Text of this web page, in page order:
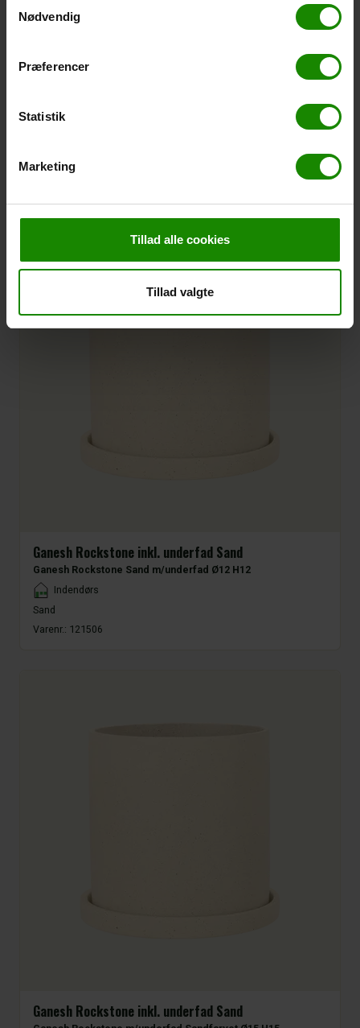
Nødvendig
Præferencer
Statistik
Marketing
Tillad alle cookies
Tillad valgte
Donga Mini High Sort Blank
Indendørs
Varenr.:120201
Ganesh Rockstone inkl. underfad Sand
Ganesh Rockstone Sand m/underfad Ø12 H12
Placement
Indendørs
Sand
Varenr.: 121506
Ganesh Rockstone inkl. underfad Sand